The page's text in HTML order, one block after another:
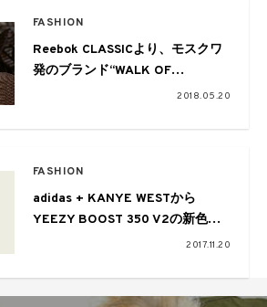
FASHION
Reebok CLASSICより、モスクワ
発のブランド“WALK OF
SHAME”とのカプセルコレクショ
2018.05.20
FASHION
adidas + KANYE WESTから
YEEZY BOOST 350 V2の新色が
2017.11.20